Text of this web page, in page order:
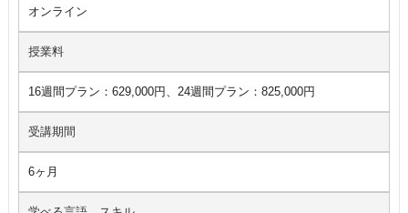
オンライン
授業料
16週間プラン：629,000円、24週間プラン：825,000円
受講期間
6ヶ月